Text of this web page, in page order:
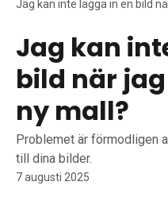
Jag kan inte lägga in en bild
Jag kan
bild när
ny mall?
Problemet är förmodligen
till dina bilder.
7 augusti 2025